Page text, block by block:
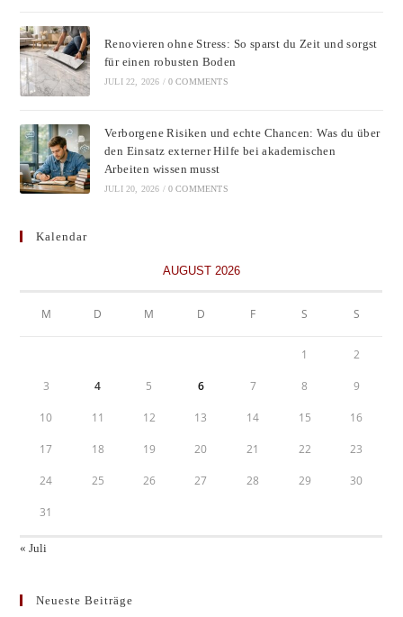
Renovieren ohne Stress: So sparst du Zeit und sorgst
für einen robusten Boden
JULI 22, 2026 / 0 COMMENTS
Verborgene Risiken und echte Chancen: Was du über
den Einsatz externer Hilfe bei akademischen
Arbeiten wissen musst
JULI 20, 2026 / 0 COMMENTS
Kalendar
AUGUST 2026
M D M D F S S
1 2
3 4 5 6 7 8 9
10 11 12 13 14 15 16
17 18 19 20 21 22 23
24 25 26 27 28 29 30
31
« Juli
Neueste Beiträge